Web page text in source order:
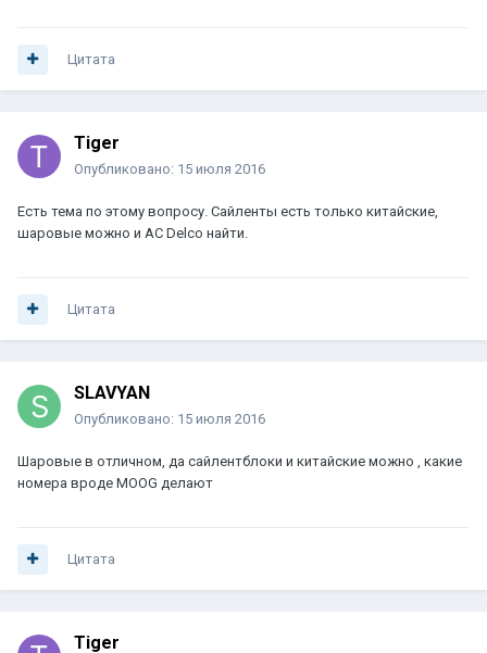
Цитата
Tiger
Опубликовано: 15 июля 2016
Есть тема по этому вопросу. Сайленты есть только китайские,
шаровые можно и AC Delco найти.
Цитата
SLAVYAN
Опубликовано: 15 июля 2016
Шаровые в отличном, да сайлентблоки и китайские можно , какие
номера вроде MOOG делают
Цитата
Tiger